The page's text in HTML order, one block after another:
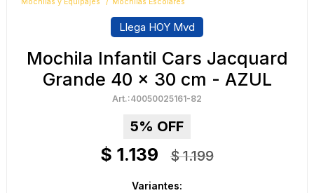
Mochilas y Equipajes Mochilas Escolares
Llega HOY Mvd
Mochila Infantil Cars Jacquard
Grande 40 x 30 cm - AZUL
40050025161-82
5
$ 1.139 $ 1.199
Variantes: